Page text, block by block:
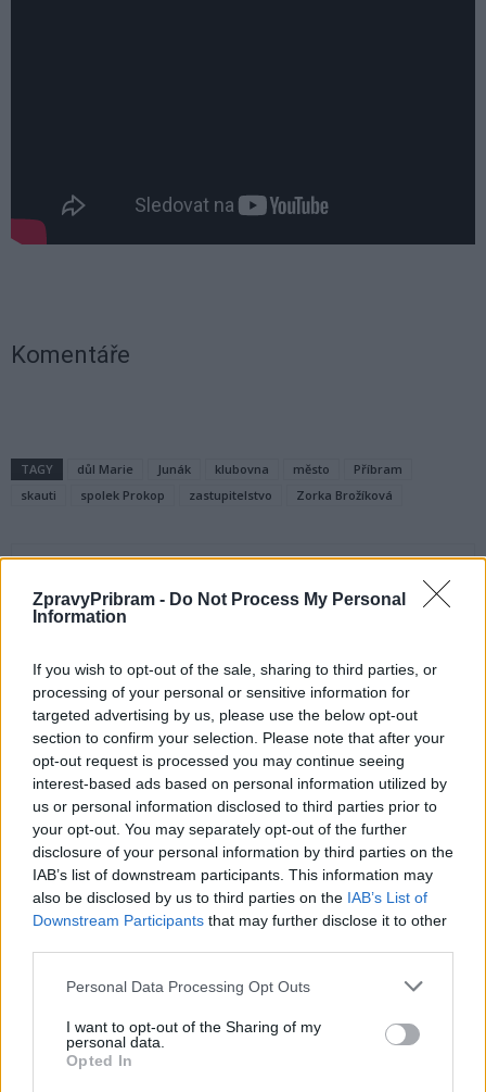
ZpravyPribram - Do Not Process My Personal
Information
If you wish to opt-out of the sale, sharing to third parties, or
processing of your personal or sensitive information for
targeted advertising by us, please use the below opt-out
section to confirm your selection. Please note that after your
opt-out request is processed you may continue seeing
interest-based ads based on personal information utilized by
us or personal information disclosed to third parties prior to
your opt-out. You may separately opt-out of the further
disclosure of your personal information by third parties on the
IAB’s list of downstream participants. This information may
also be disclosed by us to third parties on the IAB’s List of
Downstream Participants that may further disclose it to other
Personal Data Processing Opt Outs
I want to opt-out of the Sharing of my
personal data.
Opted In
Komentáře
TAGY důl Marie Junák klubovna město
Příbram
skauti
spolek Prokop zastupitelstvo Zorka Brožíková
Předchozí článek
Město získalo dotaci na
kanalizaci v Lazci
Následující článek
Silniční kontroly v posledních
dnech odhalily několik hříšníků
za volantem
SOUVISEJÍCÍ ČLÁNKY
VÍCE OD AUTORA
Většina koupališť na Příbramsku nabízí
výborné podmínky. Horší voda je jen na
Příbram modernizuje parkovací automaty.